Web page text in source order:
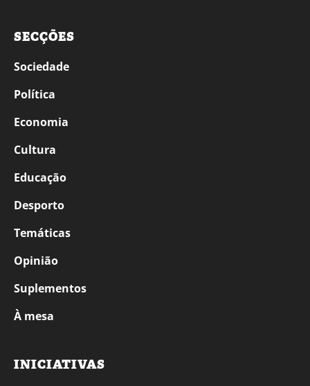
SECÇÕES
Sociedade
Política
Economia
Cultura
Educação
Desporto
Temáticas
Opinião
Suplementos
À mesa
INICIATIVAS